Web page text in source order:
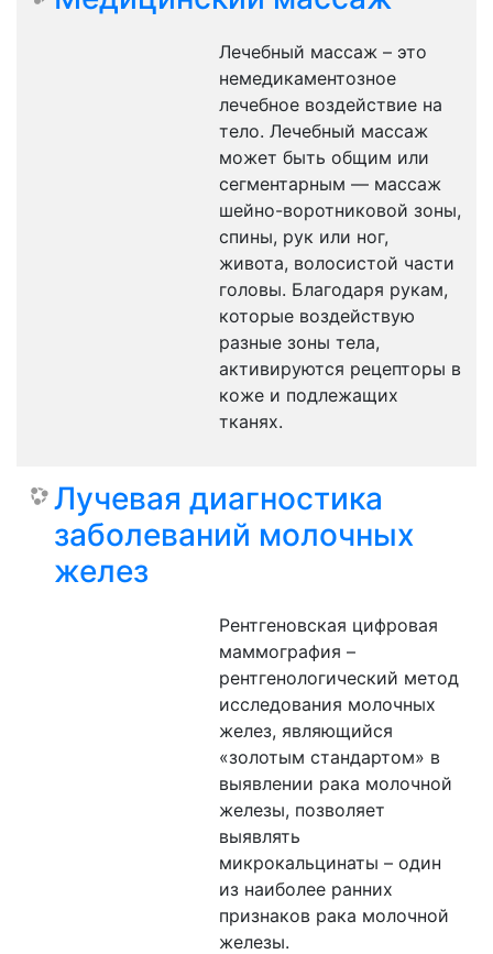
Лечебный массаж – это
немедикаментозное
лечебное воздействие на
тело. Лечебный массаж
может быть общим или
сегментарным — массаж
шейно-воротниковой зоны,
спины, рук или ног,
живота, волосистой части
головы. Благодаря рукам,
которые воздействую
разные зоны тела,
активируются рецепторы в
коже и подлежащих
тканях.
Лучевая диагностика
заболеваний молочных
желез
Рентгеновская цифровая
маммография –
рентгенологический метод
исследования молочных
желез, являющийся
«золотым стандартом» в
выявлении рака молочной
железы, позволяет
выявлять
микрокальцинаты – один
из наиболее ранних
признаков рака молочной
железы.